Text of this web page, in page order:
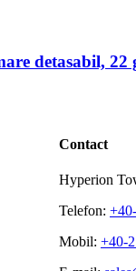
detasabil,
Contact
Hyperion
Telefon:
Mobil: +40-